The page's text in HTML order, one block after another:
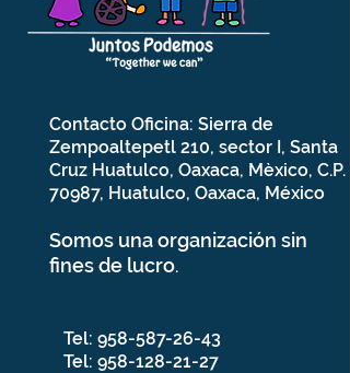
Contacto Oficina: Sierra de
Zempoaltepetl 210, sector I, Santa
Cruz Huatulco, Oaxaca, Mèxico, C.P.
70987, Huatulco, Oaxaca, México
Somos una organización sin
fines de lucro.
Tel: 958-587-26-43
Tel: 958-128-21-27